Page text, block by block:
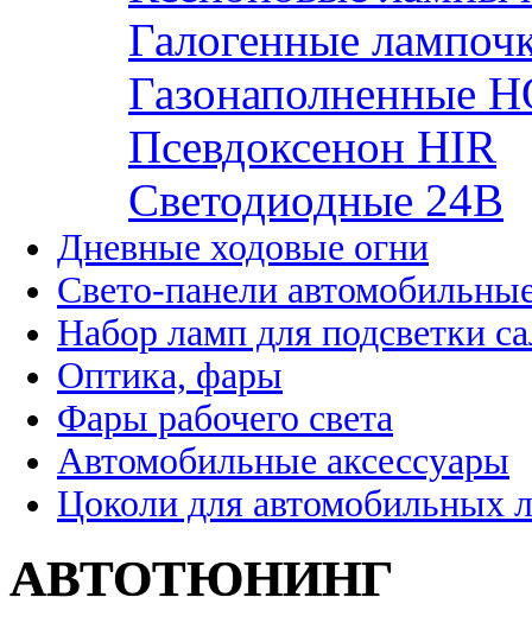
Галогенные
Газонаполненные
Псевдоксенон HIR
Cветодиодные 24B
Дневные ходовые огни
Свето-панели
Набор ламп для подсветки
Оптика, фары
Фары рабочего света
Автомобильные аксессуары
Цоколи для автомобильных
АВТОТЮНИНГ